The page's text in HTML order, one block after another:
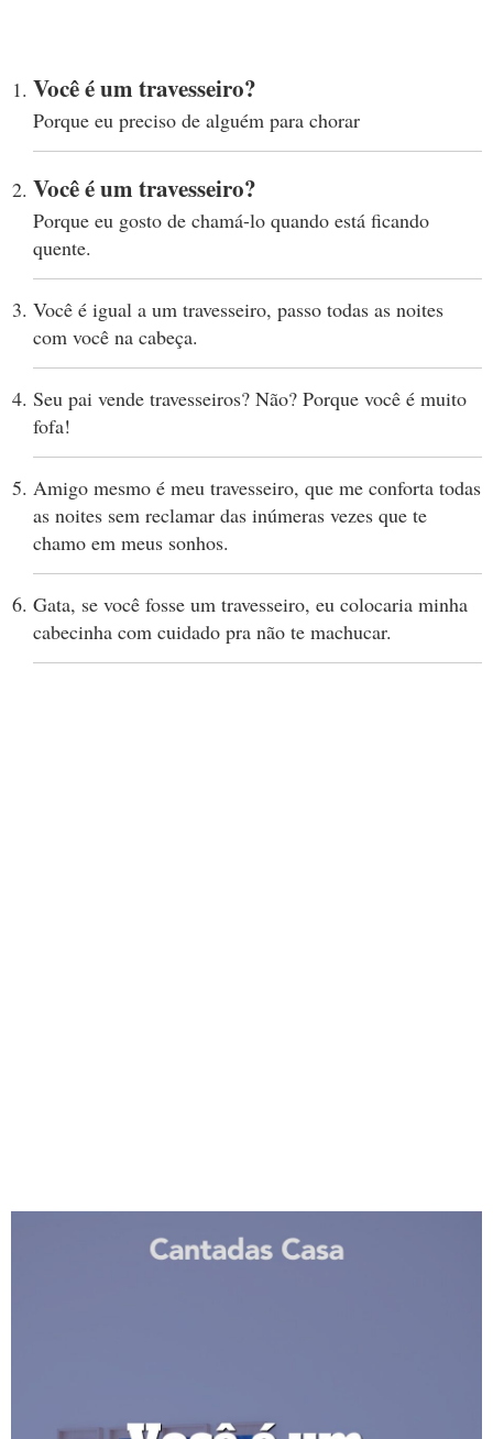
Você é um travesseiro?
Porque eu preciso de alguém para chorar
Você é um travesseiro?
Porque eu gosto de chamá-lo quando está ficando
quente.
Você é igual a um travesseiro, passo todas as noites
com você na cabeça.
Seu pai vende travesseiros? Não? Porque você é muito
fofa!
Amigo mesmo é meu travesseiro, que me conforta todas
as noites sem reclamar das inúmeras vezes que te
chamo em meus sonhos.
Gata, se você fosse um travesseiro, eu colocaria minha
cabecinha com cuidado pra não te machucar.